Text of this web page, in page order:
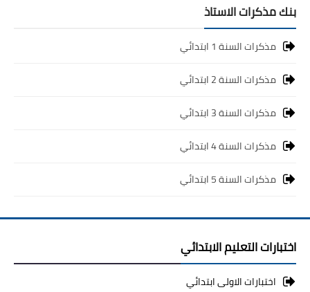
بنك مذكرات الاستاذ
مذكرات السنة 1 ابتدائي
مذكرات السنة 2 ابتدائي
مذكرات السنة 3 ابتدائي
مذكرات السنة 4 ابتدائي
مذكرات السنة 5 ابتدائي
اختبارات التعليم الابتدائي
اختبارات الاولى ابتدائي